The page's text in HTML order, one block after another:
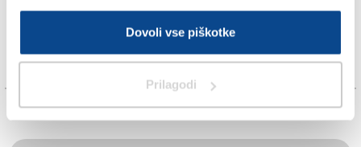
Dovoli vse piškotke
Prilagodi
TAGS: